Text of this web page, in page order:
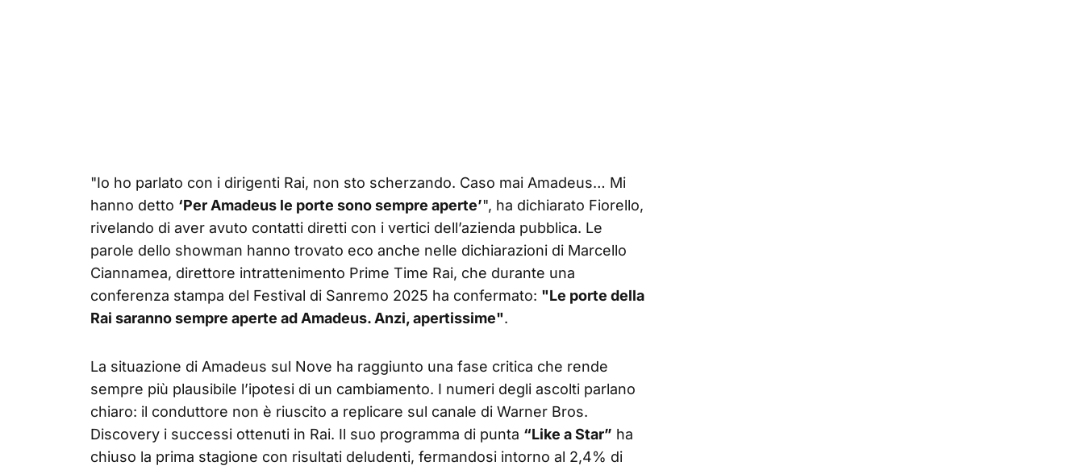
"Io ho parlato con i dirigenti Rai, non sto scherzando. Caso mai Amadeus… Mi
hanno detto ‘Per Amadeus le porte sono sempre aperte’", ha dichiarato Fiorello,
rivelando di aver avuto contatti diretti con i vertici dell’azienda pubblica. Le
parole dello showman hanno trovato eco anche nelle dichiarazioni di Marcello
Ciannamea, direttore intrattenimento Prime Time Rai, che durante una
conferenza stampa del Festival di Sanremo 2025 ha confermato: "Le porte della
Rai saranno sempre aperte ad Amadeus. Anzi, apertissime".
La situazione di Amadeus sul Nove ha raggiunto una fase critica che rende
sempre più plausibile l’ipotesi di un cambiamento. I numeri degli ascolti parlano
chiaro: il conduttore non è riuscito a replicare sul canale di Warner Bros.
Discovery i successi ottenuti in Rai. Il suo programma di punta “Like a Star” ha
chiuso la prima stagione con risultati deludenti, fermandosi intorno al 2,4% di